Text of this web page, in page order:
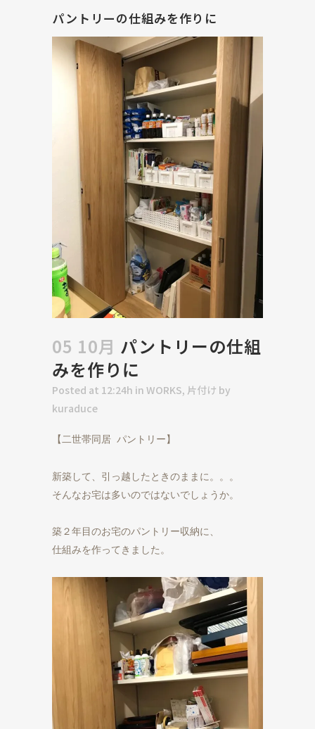
パントリーの仕組みを作りに
05 10月 パントリーの仕組
みを作りに
Posted at 12:24h in WORKS, 片付け by
kuraduce
【二世帯同居 パントリー】
新築して、引っ越したときのままに。。。
そんなお宅は多いのではないでしょうか。
築２年目のお宅のパントリー収納に、
仕組みを作ってきました。